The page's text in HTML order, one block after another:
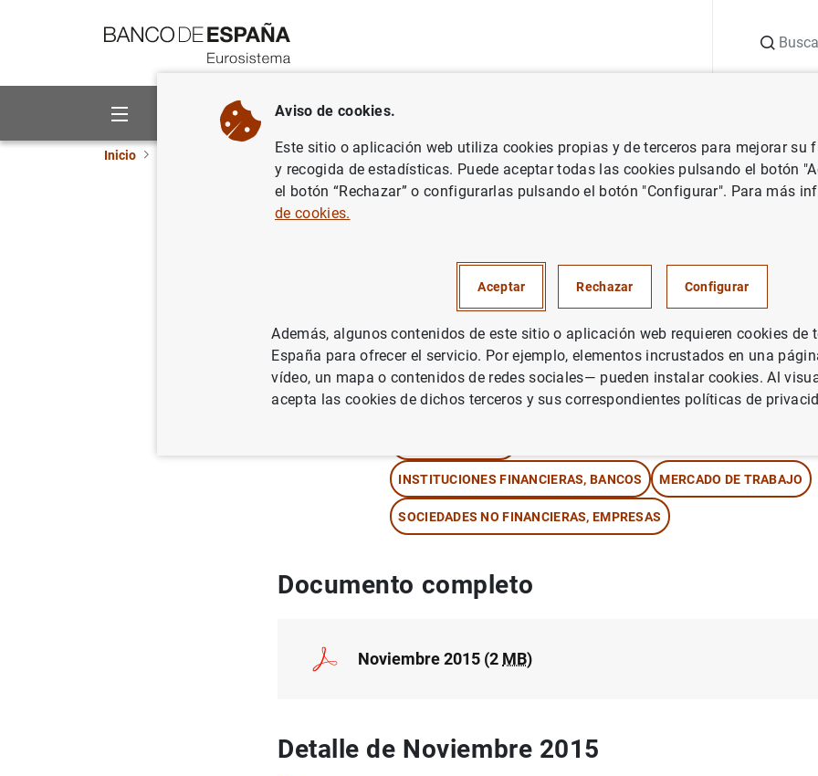
Sobre el Banco Áreas de actuación
Inicio Análisis económico e investigación Boletín Económico Noviembre 2015
Noviembre 2015
Serie: Boletín Económico.
Autor: Banco de España
INSTITUCIONES FINANCIERAS, BANCOS MERCADO DE TRABAJO
SOCIEDADES NO FINANCIERAS, EMPRESAS
Documento completo
Noviembre 2015 (2 MB)
Detalle de Noviembre 2015
Aviso de cookies.
Este sitio o aplicación web utiliza cookies propias y de terceros para mejorar su
y recogida de estadísticas. Puede aceptar todas las cookies pulsando el botón
el botón “Rechazar” o configurarlas pulsando el botón "Configurar". Para más
de cookies.
Aceptar Rechazar Configurar
Además, algunos contenidos de este sitio o aplicación web requieren cookies de
España para ofrecer el servicio. Por ejemplo, elementos incrustados en una
vídeo, un mapa o contenidos de redes sociales— pueden instalar cookies. Al
acepta las cookies de dichos terceros y sus correspondientes políticas de